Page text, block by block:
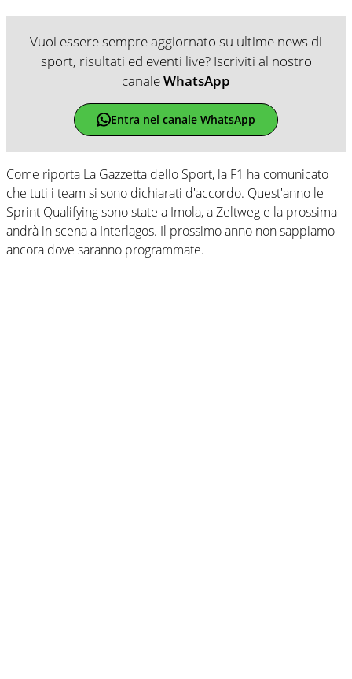
Vuoi essere sempre aggiornato su ultime news di
sport, risultati ed eventi live? Iscriviti al nostro
canaleWhatsApp
Entra nel canale WhatsApp
Come riporta La Gazzetta dello Sport, la F1 ha comunicato
che tuti i team si sono dichiarati d'accordo. Quest'anno le
Sprint Qualifying sono state a Imola, a Zeltweg e la prossima
andrà in scena a Interlagos. Il prossimo anno non sappiamo
ancora dove saranno programmate.